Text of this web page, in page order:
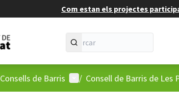
Com estan els projectes
Consells de Barris Menú d'usuari
/ Consell de Barris de Les